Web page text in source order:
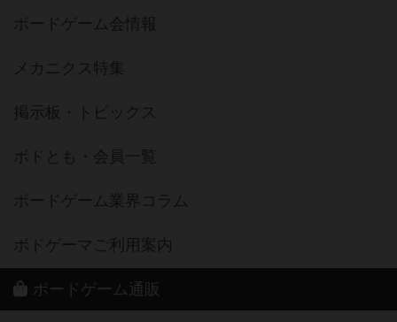
ボードゲーム会情報
メカニクス特集
掲示板・トピックス
ボドとも・会員一覧
ボードゲーム業界コラム
ボドゲーマご利用案内
ボードゲーム通販